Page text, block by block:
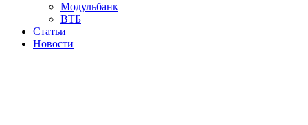
Модульбанк
ВТБ
Статьи
Новости